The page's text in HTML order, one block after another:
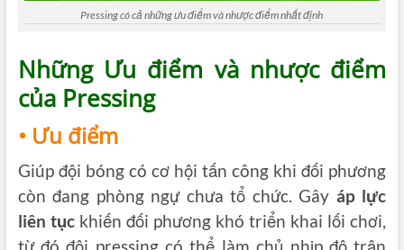
Pressing có cả những ưu điểm và nhược điểm nhất định
Những Ưu điểm và nhược điểm
của Pressing
• Ưu điểm
Giúp đội bóng có cơ hội tấn công khi đối phương
còn đang phòng ngự chưa tổ chức. Gây áp lực
liên tụckhiến đối phương khó triển khai lối chơi,